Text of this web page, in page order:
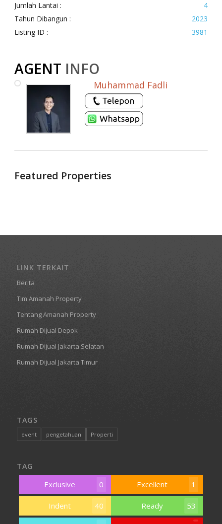
Jumlah Lantai :
4
Tahun Dibangun :
2023
Listing ID :
3981
AGENT INFO
Muhammad Fadli
Featured Properties
LINK TERKAIT
Berita
Tim Amanah Property
Tentang Amanah Property
Rumah Dijual Depok
Rumah Dijual Jakarta Selatan
Rumah Dijual Jakarta Timur
TAGS
event pengetahuan Properti
TAG
Exclusive 0 Excellent 1
Indent 40 Ready 53